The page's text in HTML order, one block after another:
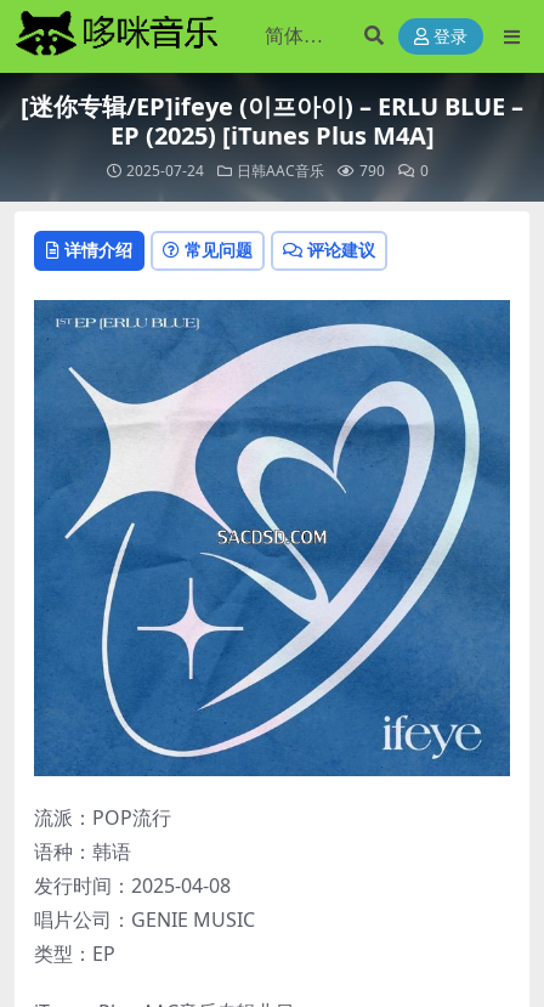
登录
[迷你专辑/EP]ifeye (이프아이) – ERLU BLUE –
EP (2025) [iTunes Plus M4A]
2025-07-24 日韩AAC音乐 790 0
详情介绍 常见问题 评论建议
流派：POP流行
语种：韩语
发行时间：2025-04-08
唱片公司：GENIE MUSIC
类型：EP